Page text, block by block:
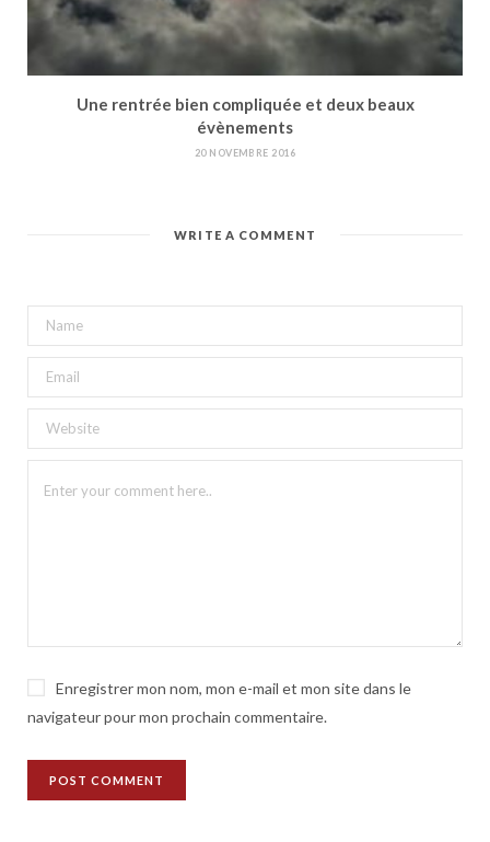
Une rentrée bien compliquée et deux beaux
évènements
20 NOVEMBRE 2016
WRITE A COMMENT
Enregistrer mon nom, mon e-mail et mon site dans le
navigateur pour mon prochain commentaire.